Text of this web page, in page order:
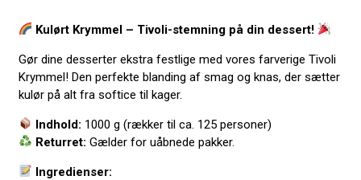
Kontakt
70 23 88 88
INFO@PARTYPOINT.DK
Kulørt Krymmel – Tivoli-stemning på din dessert!
Gør dine desserter ekstra festlige med vores farverige Tivoli
Krymmel! Den perfekte blanding af smag og knas, der sætter
kulør på alt fra softice til kager.
Indhold: 1000 g (rækker til ca. 125 personer)
Returret: Gælder for uåbnede pakker.
Ingredienser: